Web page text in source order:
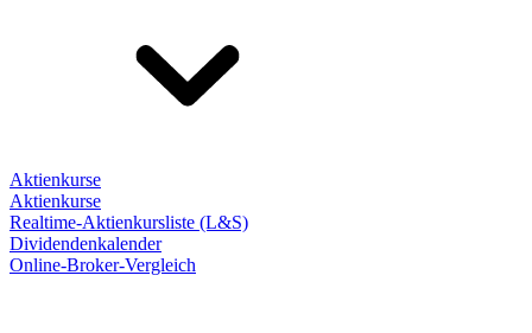
Aktienkurse
Aktienkurse
Realtime-Aktienkursliste (L&S)
Dividendenkalender
Online-Broker-Vergleich